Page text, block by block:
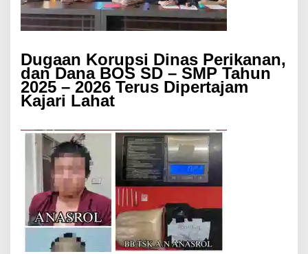
Dugaan Korupsi Dinas Perikanan,
dan Dana BOS SD – SMP Tahun
2025 – 2026 Terus Dipertajam
Kajari Lahat